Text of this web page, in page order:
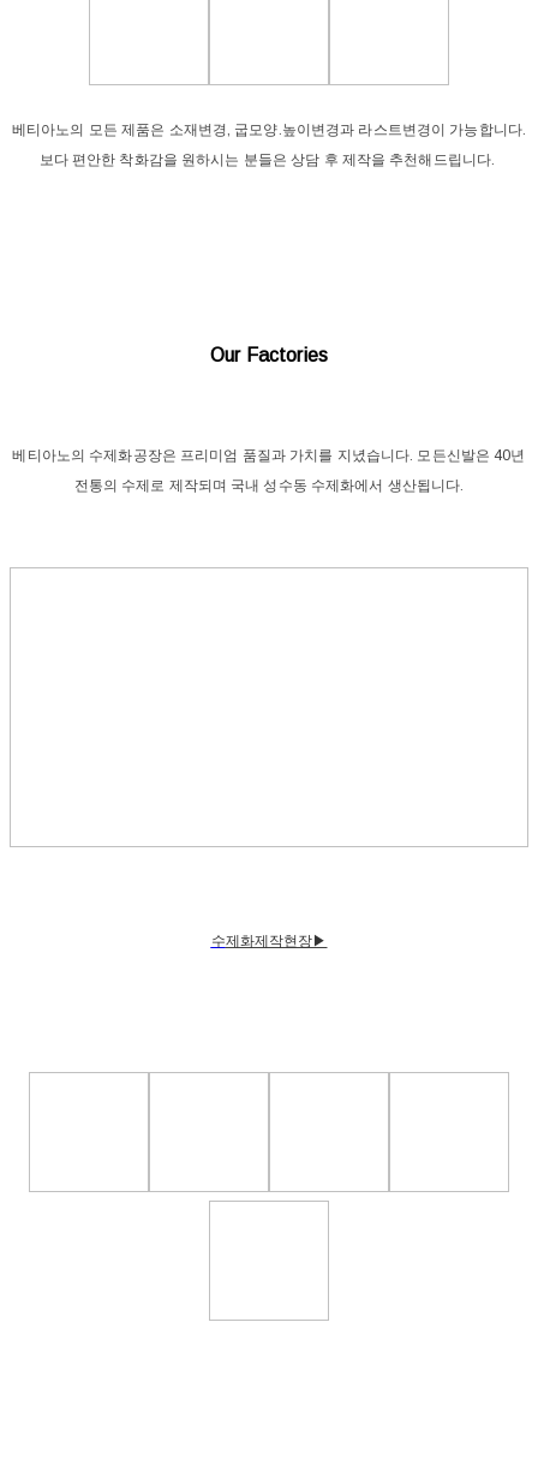
베티아노의 모든 제품은 소재변경, 굽모양.높이변경과 라스트변경이 가능합니다.
보다 편안한 착화감을 원하시는 분들은 상담 후 제작을 추천해드립니다.
Our Factories
베티아노의 수제화공장은 프리미엄 품질과 가치를 지녔습니다. 모든신발은 40년
전통의 수제로 제작되며 국내 성수동 수제화에서 생산됩니다.
수제화제작현장▶